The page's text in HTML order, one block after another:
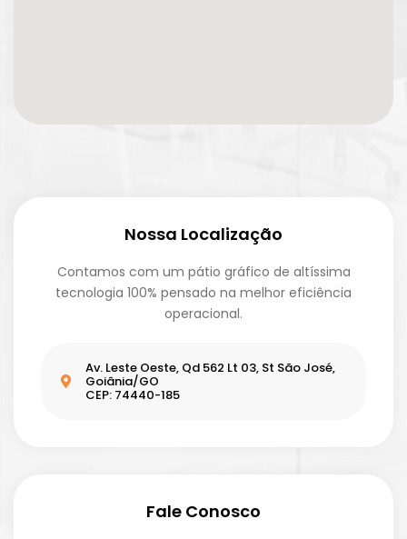
Nossa Localização
Contamos com um pátio gráfico de altíssima
tecnologia 100% pensado na melhor eficiência
operacional.
Av. Leste Oeste, Qd 562 Lt 03, St São José,
Goiânia/GO
CEP: 74440-185
Fale Conosco